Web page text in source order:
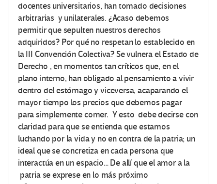
docentes universitarios, han tomado decisiones
arbitrarias y unilaterales. ¿Acaso debemos
permitir que sepulten nuestros derechos
adquiridos? Por qué no respetan lo establecido en
la III Convención Colectiva? Se vulnera el Estado de
Derecho , en momentos tan críticos que, en el
plano interno, han obligado al pensamiento a vivir
dentro del estómago y viceversa, acaparando el
mayor tiempo los precios que debemos pagar
para simplemente comer. Y esto debe decirse con
claridad para que se entienda que estamos
luchando por la vida y no en contra de la patria; un
ideal que se concretiza en cada persona que
interactúa en un espacio… De allí que el amor a la
patria se exprese en lo más próximo